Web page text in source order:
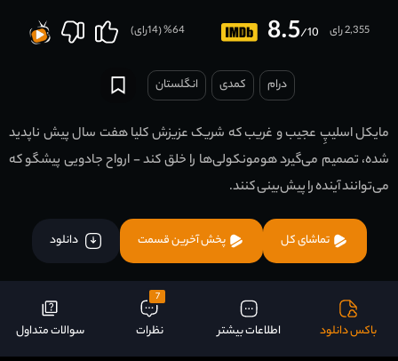
8.5/10 2,355 رای 64
% (
14رای)
درام کمدی انگلستان
مایکل اسلیپِ عجیب و غریب که شریک عزیزش کلیا هفت سال پیش ناپدید
شده، تصمیم می‌گیرد هومونکولی‌ها را خلق کند - ارواح جادویی پیشگو که
می‌توانند آینده را پیش‌بینی کنند.
تماشای کل پخش آخرین قسمت دانلود
باکس دانلود اطلاعات بیشتر
7
نظرات سوالات متداول